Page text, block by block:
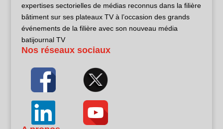
expertises sectorielles de médias reconnus dans la filière
bâtiment sur ses plateaux TV à l’occasion des grands
événements de la filière avec son nouveau média
batijournal TV
Nos réseaux sociaux